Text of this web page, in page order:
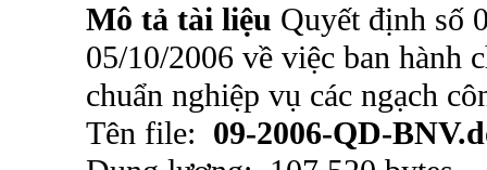
Mô tả tài liệu Quyết định số
05/10/2006 về việc ban hành
chuẩn nghiệp vụ các ngạch
Tên file: 09-2006-QD-